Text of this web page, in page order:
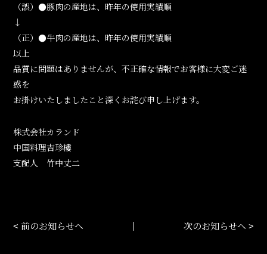
（誤）●豚肉の産地は、昨年の使用実績順
↓
（正）●牛肉の産地は、昨年の使用実績順
以上
品質に問題はありませんが、不正確な情報でお客様に大変ご迷
惑を
お掛けいたしましたこと深くお詫び申し上げます。
株式会社カランド
中国料理吉珍樓
支配人 竹中丈二
<前のお知らせへ 次のお知らせへ >